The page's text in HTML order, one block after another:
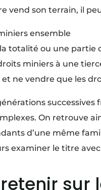
vend son terrain, il
ensemble
totalité ou une partie
miniers à une
ne vendre que les
On retrouve
d’une même
examiner le titre avec
sur